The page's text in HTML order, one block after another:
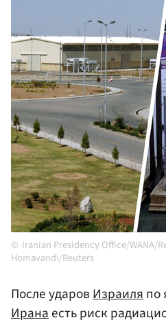
Iranian Presidency Office/WANA/
Homavandi/Reuters
После ударовИзраиляпо
Иранаесть риск